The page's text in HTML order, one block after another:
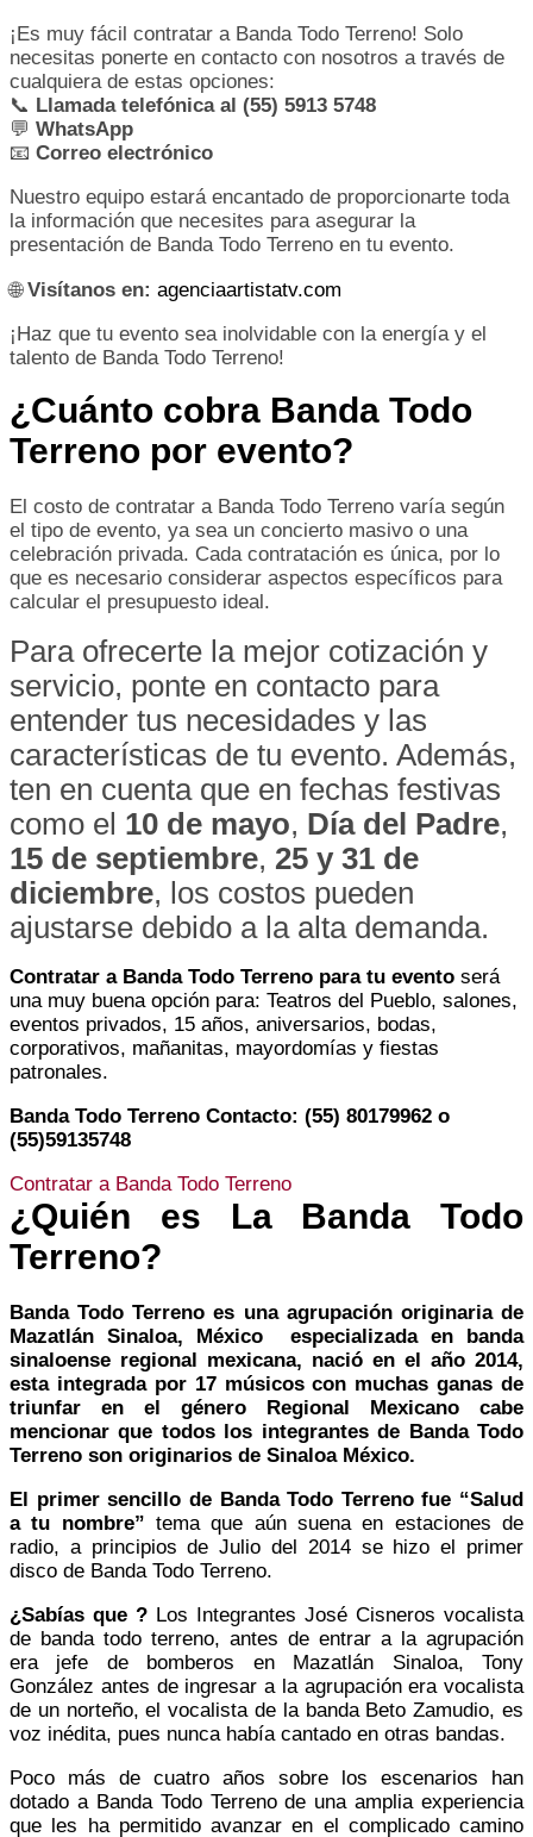
¡Es muy fácil contratar a Banda Todo Terreno! Solo
necesitas ponerte en contacto con nosotros a través de
cualquiera de estas opciones:
📞 Llamada telefónica al (55) 5913 5748
💬 WhatsApp
📧 Correo electrónico
Nuestro equipo estará encantado de proporcionarte toda
la información que necesites para asegurar la
presentación de Banda Todo Terreno en tu evento.
🌐Visítanos en: agenciaartistatv.com
¡Haz que tu evento sea inolvidable con la energía y el
talento de Banda Todo Terreno!
¿Cuánto cobra Banda Todo
Terreno por evento?
El costo de contratar a Banda Todo Terreno varía según
el tipo de evento, ya sea un concierto masivo o una
celebración privada. Cada contratación es única, por lo
que es necesario considerar aspectos específicos para
calcular el presupuesto ideal.
Para ofrecerte la mejor cotización y
servicio, ponte en contacto para
entender tus necesidades y las
características de tu evento. Además,
ten en cuenta que en fechas festivas
como el 10 de mayo, Día del Padre,
15 de septiembre, 25 y 31 de
diciembre, los costos pueden
ajustarse debido a la alta demanda.
Contratar a Banda Todo Terreno para tu evento será
una muy buena opción para: Teatros del Pueblo, salones,
eventos privados, 15 años, aniversarios, bodas,
corporativos, mañanitas, mayordomías y fiestas
patronales.
Banda Todo Terreno Contacto: (55) 80179962 o
(55)59135748
Contratar a Banda Todo Terreno
¿Quién es La Banda Todo
Terreno?
Banda Todo Terreno es una agrupación originaria de
Mazatlán Sinaloa, México especializada en banda
sinaloense regional mexicana, nació en el año 2014,
esta integrada por 17 músicos con muchas ganas de
triunfar en el género Regional Mexicano cabe
mencionar que todos los integrantes de Banda Todo
Terreno son originarios de Sinaloa México.
El primer sencillo de Banda Todo Terreno fue “Salud
a tu nombre” tema que aún suena en estaciones de
radio, a principios de Julio del 2014 se hizo el primer
disco de Banda Todo Terreno.
¿Sabías que ? Los Integrantes José Cisneros vocalista
de banda todo terreno, antes de entrar a la agrupación
era jefe de bomberos en Mazatlán Sinaloa, Tony
González antes de ingresar a la agrupación era vocalista
de un norteño, el vocalista de la banda Beto Zamudio, es
voz inédita, pues nunca había cantado en otras bandas.
Poco más de cuatro años sobre los escenarios han
dotado a Banda Todo Terreno de una amplia experiencia
que les ha permitido avanzar en el complicado camino